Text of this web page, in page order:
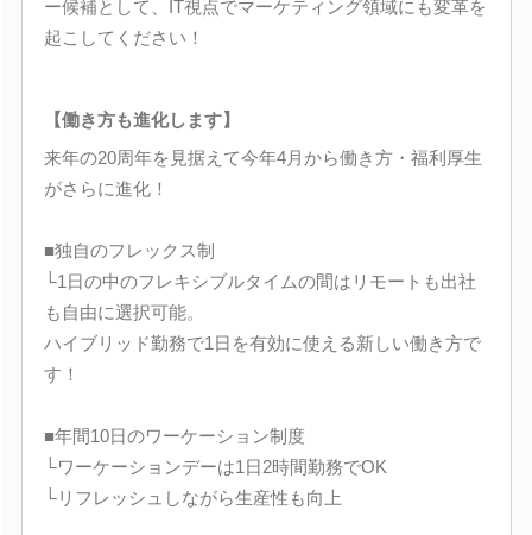
ー候補として、IT視点でマーケティング領域にも変革を
起こしてください！
【働き方も進化します】
来年の20周年を見据えて今年4月から働き方・福利厚生
がさらに進化！
■独自のフレックス制
└1日の中のフレキシブルタイムの間はリモートも出社
も自由に選択可能。
ハイブリッド勤務で1日を有効に使える新しい働き方で
す！
■年間10日のワーケーション制度
└ワーケーションデーは1日2時間勤務でOK
└リフレッシュしながら生産性も向上